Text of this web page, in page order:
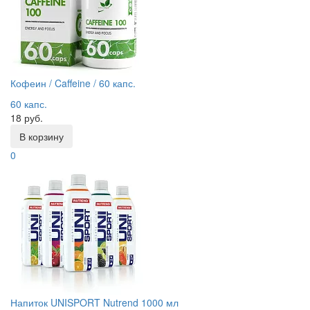
Кофеин / Caffeine / 60 капс.
60 капс.
18 руб.
В корзину
0
Напиток UNISPORT Nutrend 1000 мл